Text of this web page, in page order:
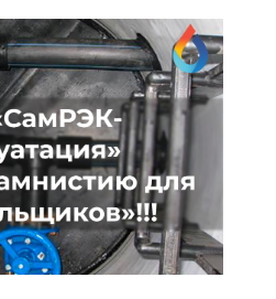
тарифов
воды
труда
предприятий
работы и обслуживание
диспетчеризации объектов
и водоотведения